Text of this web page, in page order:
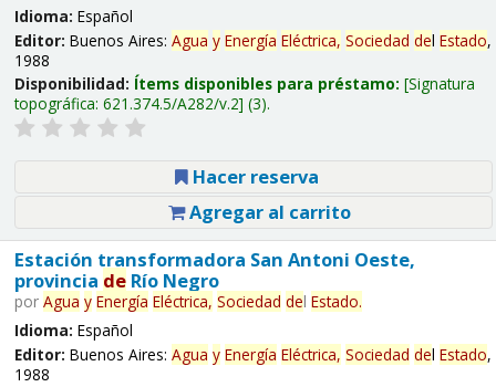
Idioma: Español
Editor: Buenos Aires: Agua y Energía Eléctrica, Sociedad del Estado,
1988
Disponibilidad: Ítems disponibles para préstamo: Signatura
topográfica: 621.374.5/A282/v.2 (3).
Hacer reserva
Agregar al carrito
Estación transformadora San Antoni Oeste,
provincia deRío Negro
por Agua y Energía Eléctrica, Sociedad del Estado.
Idioma: Español
Editor: Buenos Aires: Agua y Energía Eléctrica, Sociedad del Estado,
1988